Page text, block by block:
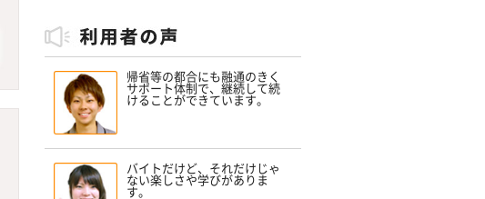
帰省等の都合にも融通のきく
サポート体制で、継続して続
けることができています。
バイトだけど、それだけじゃ
ない楽しさや学びがありま
す。